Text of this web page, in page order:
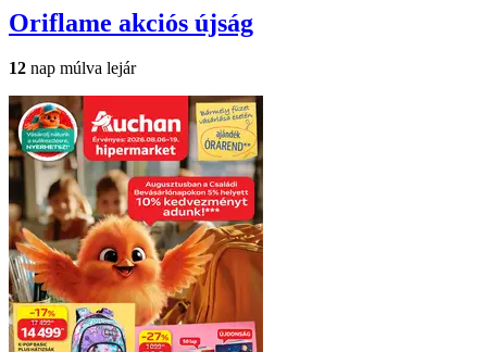
Oriflame akciós újság
12 nap múlva lejár